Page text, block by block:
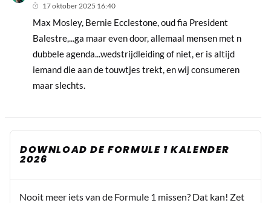
17 oktober 2025 16:40
Max Mosley, Bernie Ecclestone, oud fia President
Balestre,...ga maar even door, allemaal mensen met n
dubbele agenda...wedstrijdleiding of niet, er is altijd
iemand die aan de touwtjes trekt, en wij consumeren
maar slechts.
DOWNLOAD DE FORMULE 1 KALENDER
2026
Nooit meer iets van de Formule 1 missen? Dat kan! Zet